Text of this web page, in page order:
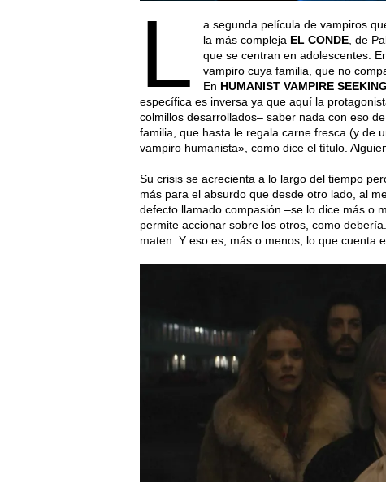
L
a segunda película de vampiros
la más compleja EL CONDE, de
que se centran en adolescentes.
vampiro cuya familia, que no
En HUMANIST VAMPIRE
específica es inversa ya que aquí la
colmillos desarrollados– saber nada con eso
familia, que hasta le regala carne fresca (y de
vampiro humanista», como dice el título.
Su crisis se acrecienta a lo largo del tiempo
más para el absurdo que desde otro lado, al
defecto llamado compasión –se lo dice más o
permite accionar sobre los otros, como
maten. Y eso es, más o menos, lo que cuenta